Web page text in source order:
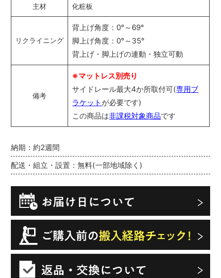
納期：約2週間
配送・組立・設置：無料(一部地域除く)
主材 化粧板
リクライニング
背上げ角度：0°～69°
脚上げ角度：0°～35°
背上げ・脚上げの連動・独立可動
備考
※マットレス別売り
サイドレール最大4か所取付可(専用ブ
ラケット が必要です)
この商品は非課税対象商品です